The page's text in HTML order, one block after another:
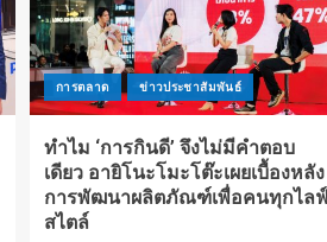
การตลาด ข่าวประชาสัมพันธ์
ทำไม ‘การกินดี’ จึงไม่มีคำตอบ
เดียว อายิโนะโมะโต๊ะเผยเบื้องหลัง
การพัฒนาผลิตภัณฑ์เพื่อคนทุกไลฟ์
สไตล์